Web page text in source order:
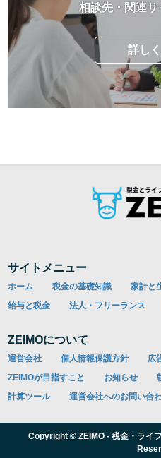
相談先・関連
詳し
サイトメニュー
ホーム 税金の基礎知識 家計と
給与と税金
法人・フリーランス
ZEIMOについて
運営会社 個人情報保護方針 広
ZEIMOが目指すこと
お知らせ
計算ツール
運営会社へのお問い合
Copyright © ZEIMO - 税金・ライ